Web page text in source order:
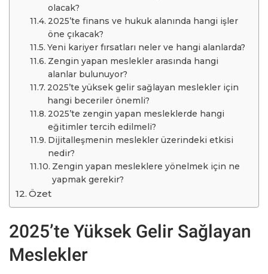
olacak?
2025’te finans ve hukuk alanında hangi işler
öne çıkacak?
Yeni kariyer fırsatları neler ve hangi alanlarda?
Zengin yapan meslekler arasında hangi
alanlar bulunuyor?
2025’te yüksek gelir sağlayan meslekler için
hangi beceriler önemli?
2025’te zengin yapan mesleklerde hangi
eğitimler tercih edilmeli?
Dijitalleşmenin meslekler üzerindeki etkisi
nedir?
Zengin yapan mesleklere yönelmek için ne
yapmak gerekir?
Özet
2025’te Yüksek Gelir Sağlayan
Meslekler